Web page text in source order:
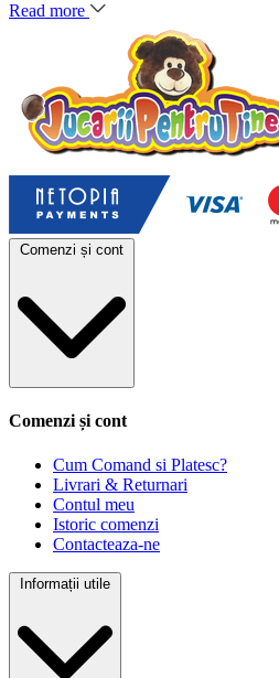
Read more
Comenzi și cont
Comenzi și cont
Cum Comand si Platesc?
Livrari & Returnari
Contul meu
Istoric comenzi
Contacteaza-ne
Informații utile